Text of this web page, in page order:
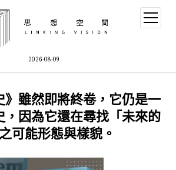
2026-08-09
open
menu
》雖然即將終卷，它仍是一
，因為它還在尋找「未來的
可能形態與樣貌。